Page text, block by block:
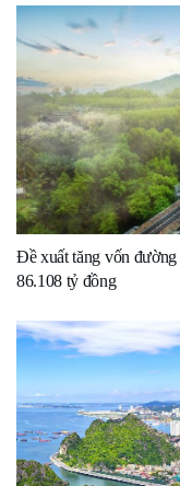
Đề xuất tăng vốn
86.108 tỷ đồng